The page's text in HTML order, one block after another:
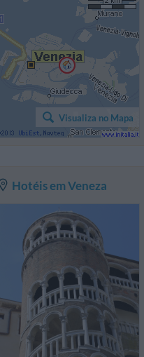
Visualiza no Mapa
Hotéis em Veneza